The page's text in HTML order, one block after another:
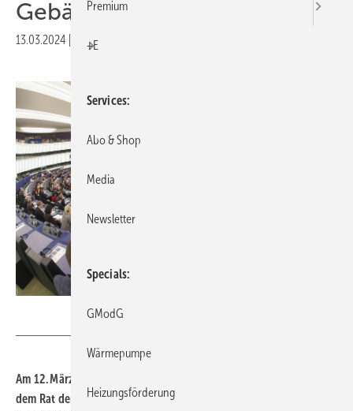
Gebäuderichtlinie an
13.03.2024 Druckvorschau
Am 12. März 2024 hat das Europäische Parlament die bereits mit
dem Rat der EU vereinbarte Überarbeitung der EU-
Premium
+E
Services
Abo & Shop
Media
Newsletter
Specials
GModG
Wärmepumpe
Heizungsförderung